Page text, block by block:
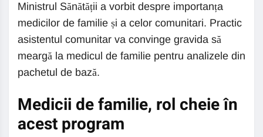
Ministrul Sănătății a vorbit despre importanța
medicilor de familie și a celor comunitari. Practic
asistentul comunitar va convinge gravida să
meargă la medicul de familie pentru analizele din
pachetul de bază.
Medicii de familie, rol cheie în
acest program